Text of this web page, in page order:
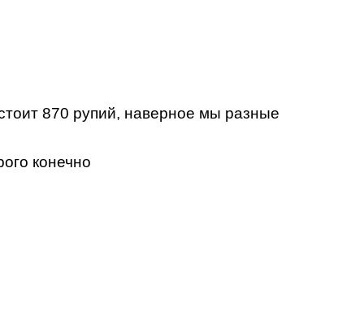
870 рупий, наверное мы разные
конечно